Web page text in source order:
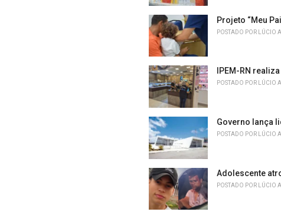
Projeto “Meu
POSTADO POR LÚCIO
IPEM-RN
POSTADO POR LÚCIO
Governo lança
POSTADO POR LÚCIO
Adolescente
POSTADO POR LÚCIO